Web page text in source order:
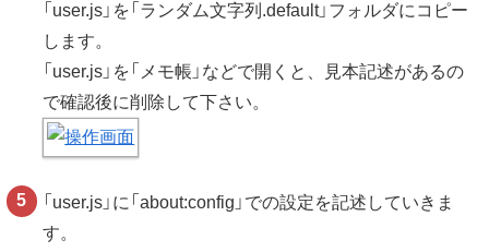
「user.js」を「ランダム文字列.default」フォルダにコピー
します。
「user.js」を「メモ帳」などで開くと、見本記述があるの
で確認後に削除して下さい。
「user.js」に「about:config」での設定を記述していきま
す。